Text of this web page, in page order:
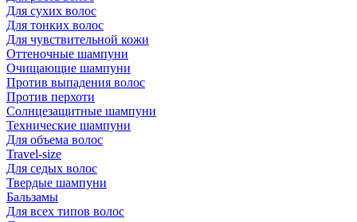
Для сухих волос
Для тонких волос
Для чувствительной кожи
Оттеночные шампуни
Очищающие шампуни
Против выпадения волос
Против перхоти
Солнцезащитные шампуни
Технические шампуни
Для объема волос
Travel-size
Для седых волос
Твердые шампуни
Бальзамы
Для всех типов волос